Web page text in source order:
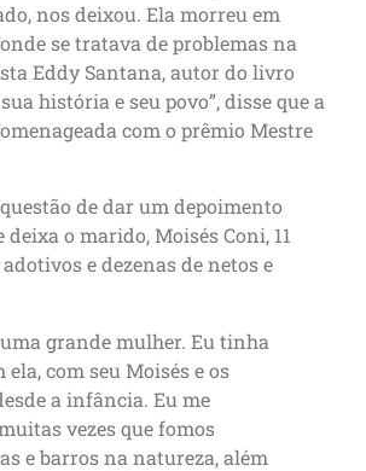
nos deixou. Ela morreu em
se tratava de problemas na
Eddy Santana, autor do livro
história e seu povo”, disse que a
com o prêmio Mestre
de dar um depoimento
deixa o marido, Moisés Coni, 11
e dezenas de netos e
grande mulher. Eu tinha
ela, com seu Moisés e os
a infância. Eu me
vezes que fomos
e barros na natureza, além